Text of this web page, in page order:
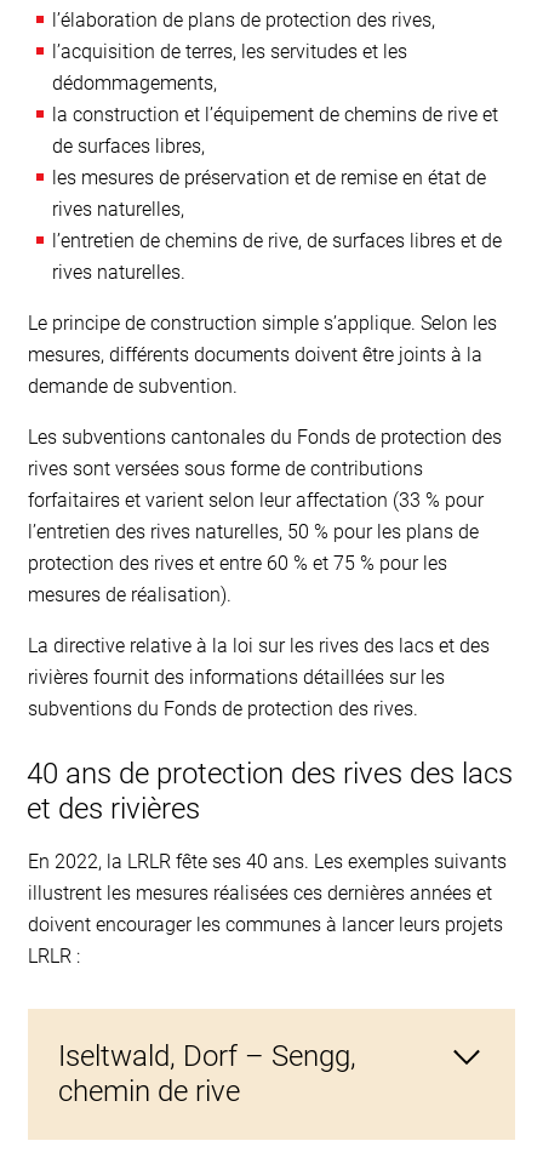
l’élaboration de plans de protection des rives,
l’acquisition de terres, les servitudes et les
dédommagements,
la construction et l’équipement de chemins de rive et
de surfaces libres,
les mesures de préservation et de remise en état de
rives naturelles,
l’entretien de chemins de rive, de surfaces libres et de
rives naturelles.
Le principe de construction simple s’applique. Selon les
mesures, différents documents doivent être joints à la
demande de subvention.
Les subventions cantonales du Fonds de protection des
rives sont versées sous forme de contributions
forfaitaires et varient selon leur affectation (33 % pour
l’entretien des rives naturelles, 50 % pour les plans de
protection des rives et entre 60 % et 75 % pour les
mesures de réalisation).
La directive relative à la loi sur les rives des lacs et des
rivières fournit des informations détaillées sur les
subventions du Fonds de protection des rives.
40 ans de protection des rives des lacs
et des rivières
En 2022, la LRLR fête ses 40 ans. Les exemples suivants
illustrent les mesures réalisées ces dernières années et
doivent encourager les communes à lancer leurs projets
LRLR :
Iseltwald, Dorf – Sengg,
chemin de rive